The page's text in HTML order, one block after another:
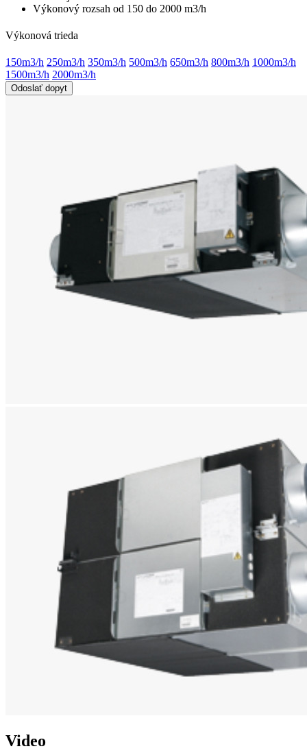
Výkonový rozsah od 150 do 2000 m3/h
Výkonová trieda
150m3/h 250m3/h 350m3/h 500m3/h 650m3/h 800m3/h 1000m3/h
1500m3/h 2000m3/h
Odoslať dopyt
Video